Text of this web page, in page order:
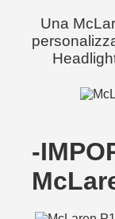
Una
-